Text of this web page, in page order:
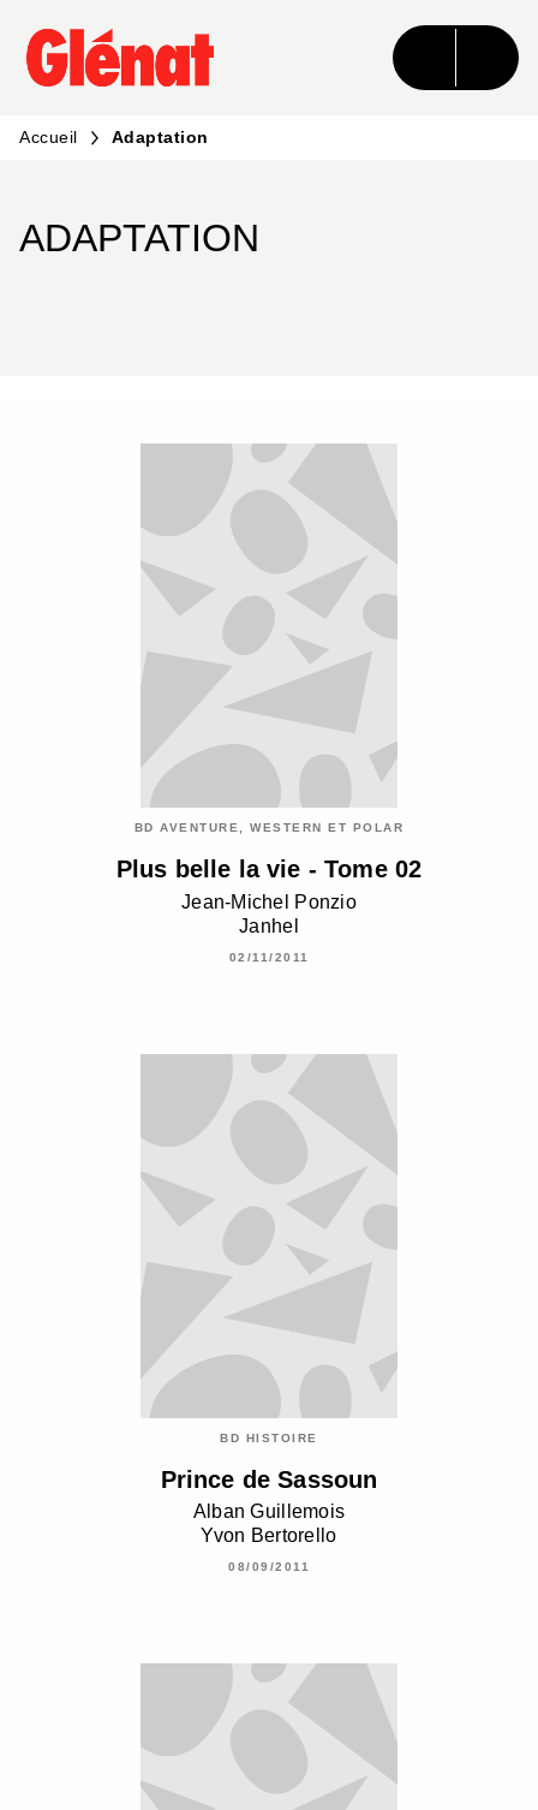
MENU RECHERCHE CONTENU
PIED DE PAGE
Accueil Adaptation
ADAPTATION
BD AVENTURE, WESTERN ET POLAR
Plus belle la vie - Tome 02
Jean-Michel Ponzio
Janhel
02/11/2011
BD HISTOIRE
Prince de Sassoun
Alban Guillemois
Yvon Bertorello
08/09/2011